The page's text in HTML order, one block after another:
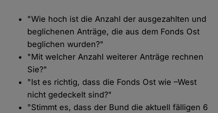
"Wie hoch ist die Anzahl der ausgezahlten und
beglichenen Anträge, die aus dem Fonds Ost
beglichen wurden?"
"Mit welcher Anzahl weiterer Anträge rechnen
Sie?"
"Ist es richtig, dass die Fonds Ost wie –West
nicht gedeckelt sind?"
"Stimmt es, dass der Bund die aktuell fälligen 6